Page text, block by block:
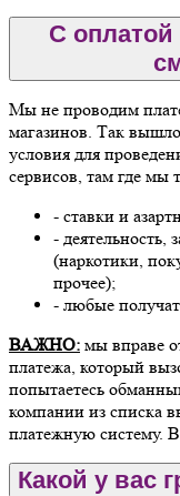
С
Мы не проводим
магазинов. Так
условия для
сервисов, там где мы
- ставки и
- деятельность,
(наркотики,
прочее);
- любые
ВАЖНО: мы вправе
платежа, который
попытаетесь
компании из списка
платежную систему.
Какой у вас